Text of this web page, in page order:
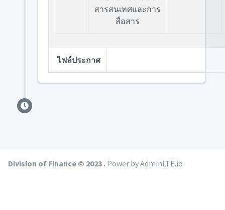
สารสนเทศและการ
สื่อสาร
ไฟล์ประกาศ
Division of Finance © 2023 . Power by AdminLTE.io